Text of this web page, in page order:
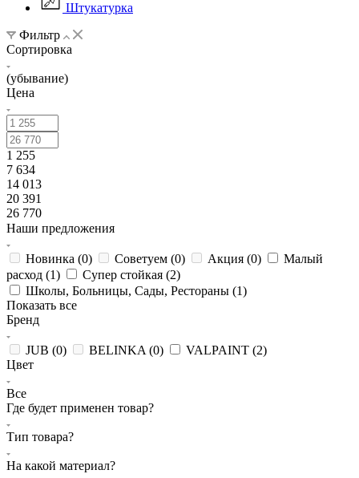
Штукатурка
Фильтр
Сортировка
(убывание)
Цена
1 255
7 634
14 013
20 391
26 770
Наши предложения
Новинка (0) Советуем (0) Акция (0)
Малый
расход (1) Супер стойкая (2)
Школы, Больницы, Сады, Рестораны (1)
Показать все
Бренд
JUB (0) BELINKA (0) VALPAINT (2)
Цвет
Все
Где будет применен товар?
Тип товара?
На какой материал?